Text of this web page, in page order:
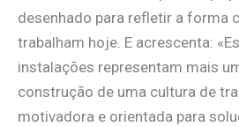
desenhado para refletir a forma
trabalham hoje. E acrescenta:
instalações representam mais
construção de uma cultura de
motivadora e orientada para